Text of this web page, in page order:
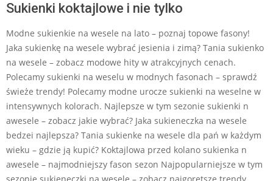
Sukienki koktajlowe i nie tylko
Modne sukienkie na wesele na lato – poznaj topowe fasony!
Jaka sukienkę na wesele wybrać jesienia i zimą? Tania sukienko
na wesele – zobacz modowe hity w atrakcyjnych cenach.
Polecamy sukienki na weselu w modnych fasonach – sprawdź
świeże trendy! Polecamy modne urocze sukienki na weselne w
intensywnych kolorach. Najlepsze w tym sezonie sukienki n
awesele – zobacz jakie wybrać? Jaka sukieneczka na wesele
bedzei najlepsza? Tania sukienke na wesele dla pań w każdym
wieku – gdzie ją kupić? Koktajlowa przed kolano sukienka n
awesele – najmodniejszy fason sezon Najpopularniejsze w tym